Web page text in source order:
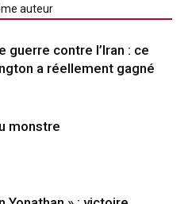
auteur
guerre contre l’Iran : ce
a réellement gagné
monstre